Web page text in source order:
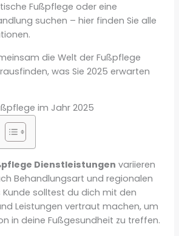
Fußpflege oder eine
suchen – hier finden Sie alle
die Welt der Fußpflege
was Sie 2025 erwarten
im Jahr 2025
Dienstleistungen variieren
Behandlungsart und regionalen
Kunde solltest du dich mit den
Leistungen vertraut machen, um
in deine Fußgesundheit zu treffen.